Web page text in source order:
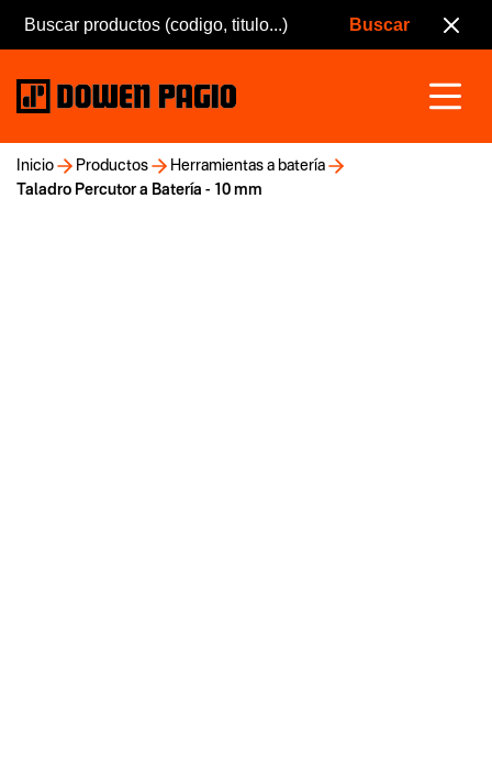
Inicio Productos
Herramientas a batería
Taladro Percutor a Batería - 10 mm